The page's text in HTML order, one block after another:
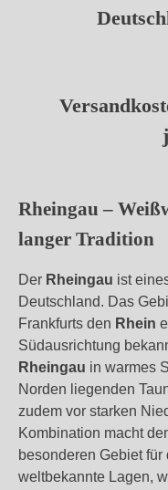
Rheingau –
langer Tradition
Der Rheingau ist
Deutschland. Das
Frankfurts den Rhein
Südausrichtung
Rheingau in warmes
Norden liegenden
zudem vor starken
Kombination macht
besonderen Gebiet
weltbekannte Lagen,